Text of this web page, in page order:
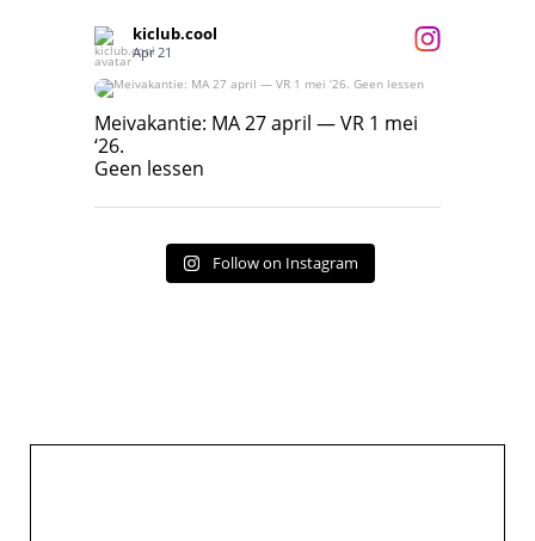
kiclub.cool
Apr 21
Meivakantie: MA 27 april — VR 1 mei ‘26.
Geen lessen
Meivakantie: MA 27 april — VR 1 mei
‘26.
Geen lessen
Follow on Instagram